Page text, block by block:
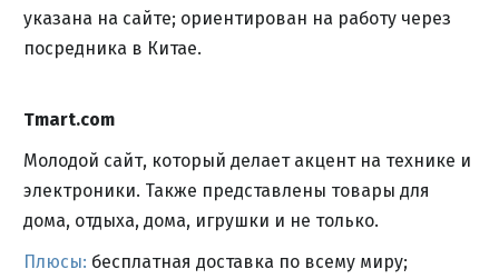
указана на сайте; ориентирован на работу через
посредника в Китае.
Tmart.com
Молодой сайт, который делает акцент на технике и
электроники. Также представлены товары для
дома, отдыха, дома, игрушки и не только.
Плюсы: бесплатная доставка по всему миру;